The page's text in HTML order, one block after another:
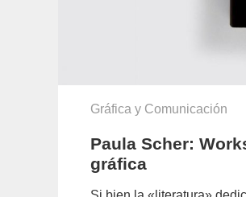
Gráfica y Comunicación
Paula Scher:
gráfica